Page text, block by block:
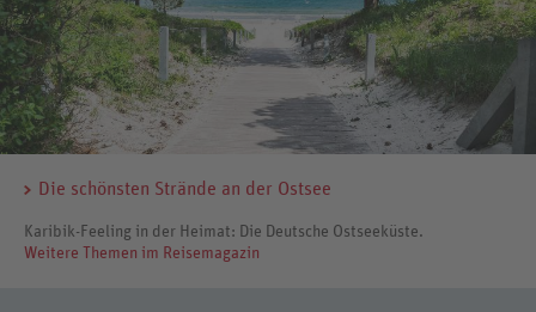
Die schönsten Strände an der Ostsee
Karibik-Feeling in der Heimat: Die Deutsche Ostseeküste.
Weitere Themen im Reisemagazin